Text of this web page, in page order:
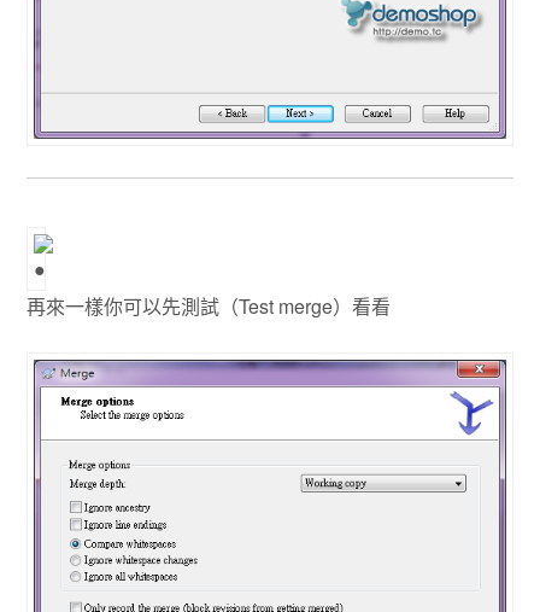
再來一樣你可以先測試（Test merge）看看